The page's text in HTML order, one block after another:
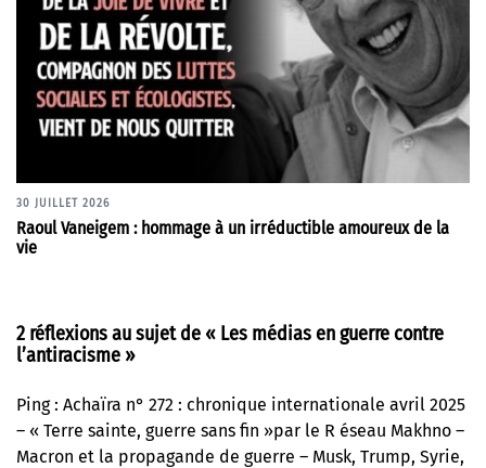
30 JUILLET 2026
Raoul Vaneigem : hommage à un irréductible amoureux de la
vie
2 réflexions au sujet de « Les médias en guerre contre
l’antiracisme »
Ping : Achaïra n° 272 : chronique internationale avril 2025
– « Terre sainte, guerre sans fin »par le R éseau Makhno –
Macron et la propagande de guerre – Musk, Trump, Syrie,